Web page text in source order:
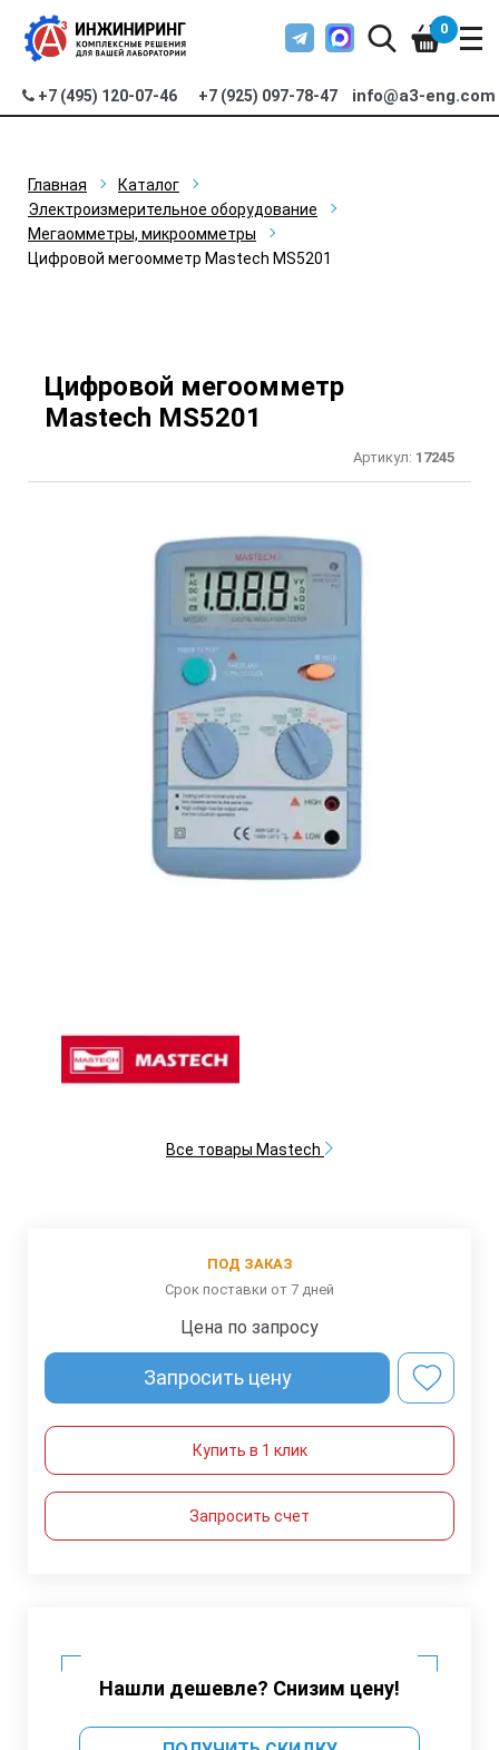
+7 (495) 120-07-46 +7 (925) 097-78-47 info@a3-eng.com
0
Главная
Каталог
Электроизмерительное оборудование
Мегаомметры, микроомметры
Цифровой мегоомметр Mastech MS5201
Цифровой мегоомметр
Mastech MS5201
Артикул: 17245
Все товары Mastech
ПОД ЗАКАЗ
Срок поставки от 7 дней
Цена по запросу
Запросить цену
Купить в 1 клик
Запросить счет
Нашли дешевле? Снизим цену!